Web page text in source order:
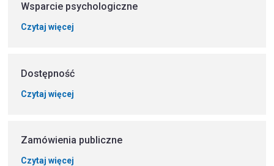
Wsparcie psychologiczne
Czytaj więcej
Dostępność
Czytaj więcej
Zamówienia publiczne
Czytaj więcej